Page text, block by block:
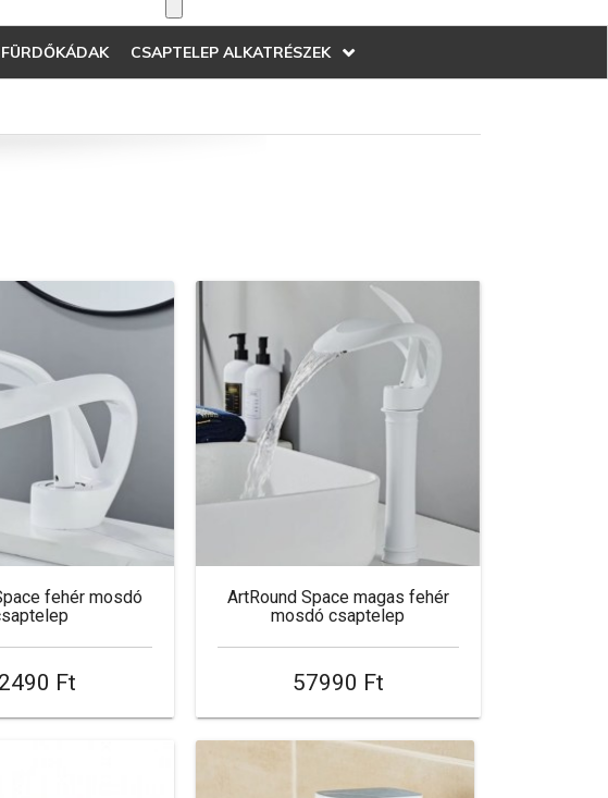
FÜRDŐKÁDAK CSAPTELEP ALKATRÉSZEK
fehér mosdó
Ft
ArtRound Space magas fehér
mosdó csaptelep
57990 Ft